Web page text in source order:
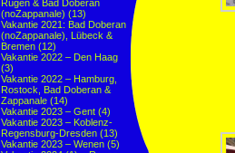
Rügen & Bad Doberan
(noZappanale) (13)
Vakantie 2021: Bad Doberan
(noZappanale), Lübeck &
Bremen (12)
Vakantie 2022 – Den Haag
(3)
Vakantie 2022 – Hamburg,
Rostock, Bad Doberan &
Zappanale (14)
Vakantie 2023 – Gent (4)
Vakantie 2023 – Koblenz-
Regensburg-Dresden (13)
Vakantie 2023 – Wenen (5)